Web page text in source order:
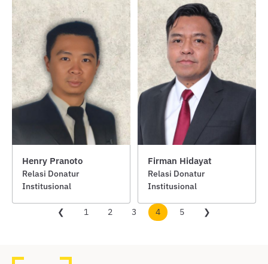
Henry Pranoto
Relasi Donatur
Institusional
Firman Hidayat
Relasi Donatur
Institusional
❮ 1 2 3 4 5 ❯